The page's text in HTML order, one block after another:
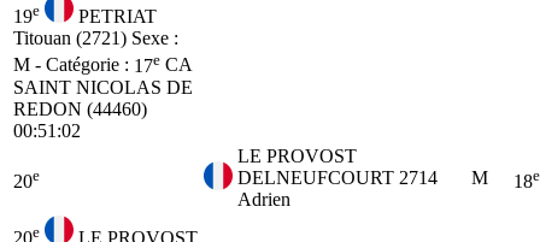
19e
PETRIAT
Titouan (2721) Sexe :
M - Catégorie : 17e CA
SAINT NICOLAS DE
REDON (44460)
00:51:02
20e
LE PROVOST
DELNEUFCOURT
Adrien
2714 M 18e
e